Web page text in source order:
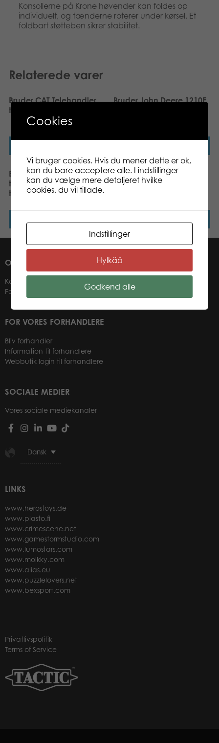
Konsollerne på Krone høvender kan foldes op
individuelt, og tænderne roterer under kørsel. Et
foldbart støtteben sikrer stabilitet.
Relaterede varer
Bruder CAT Telehandler
toy
Bruder John Deere 1210E
Bruder John Deere 6920
tractor with frontloader
toy
Bruder Tipping trailer toy
OM OS
Kontakter
Forhandlere
FOR VORES FORHANDLERE
Bliv forhandler
Information til forhandlere
Webbutik login til forhandlere
SOCIALE MEDIER
Vores sociale mediekanaler
Dansk
LINKS
www.herostoys.de
www.plasto.fi
www.crimescene.net
www.gamestormstudio.com
www.lumostars.com
www.molkky.com
www.alias.eu
www.puzzlelovers.net
www.bexsport.com
Privatlivspolitik
Terms of Service
Cookies
Vi bruger cookies. Hvis du mener dette er ok,
kan du bare acceptere alle. I indstillinger
kan du vælge mere detaljeret hvilke
cookies, du vil tillade.
Indstillinger
Hylkää
Godkend alle